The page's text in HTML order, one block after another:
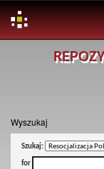
Wyszukaj
Szukaj:
for